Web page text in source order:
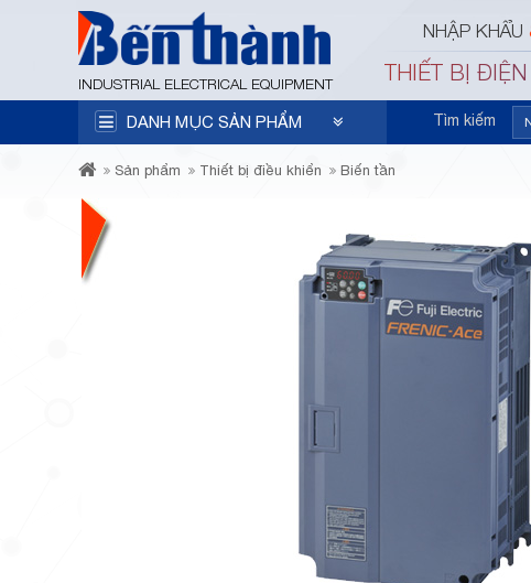
INDUSTRIAL ELECTRICAL EQUIPMENT
NHẬP KHẨU
THIẾT BỊ
DANH MỤC SẢN PHẨM Tìm kiếm
Sản phẩm Thiết bị điều khiển Biến tần